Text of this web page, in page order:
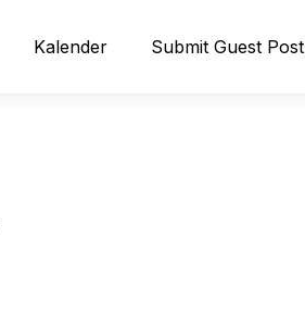
Kalender Submit Guest Post